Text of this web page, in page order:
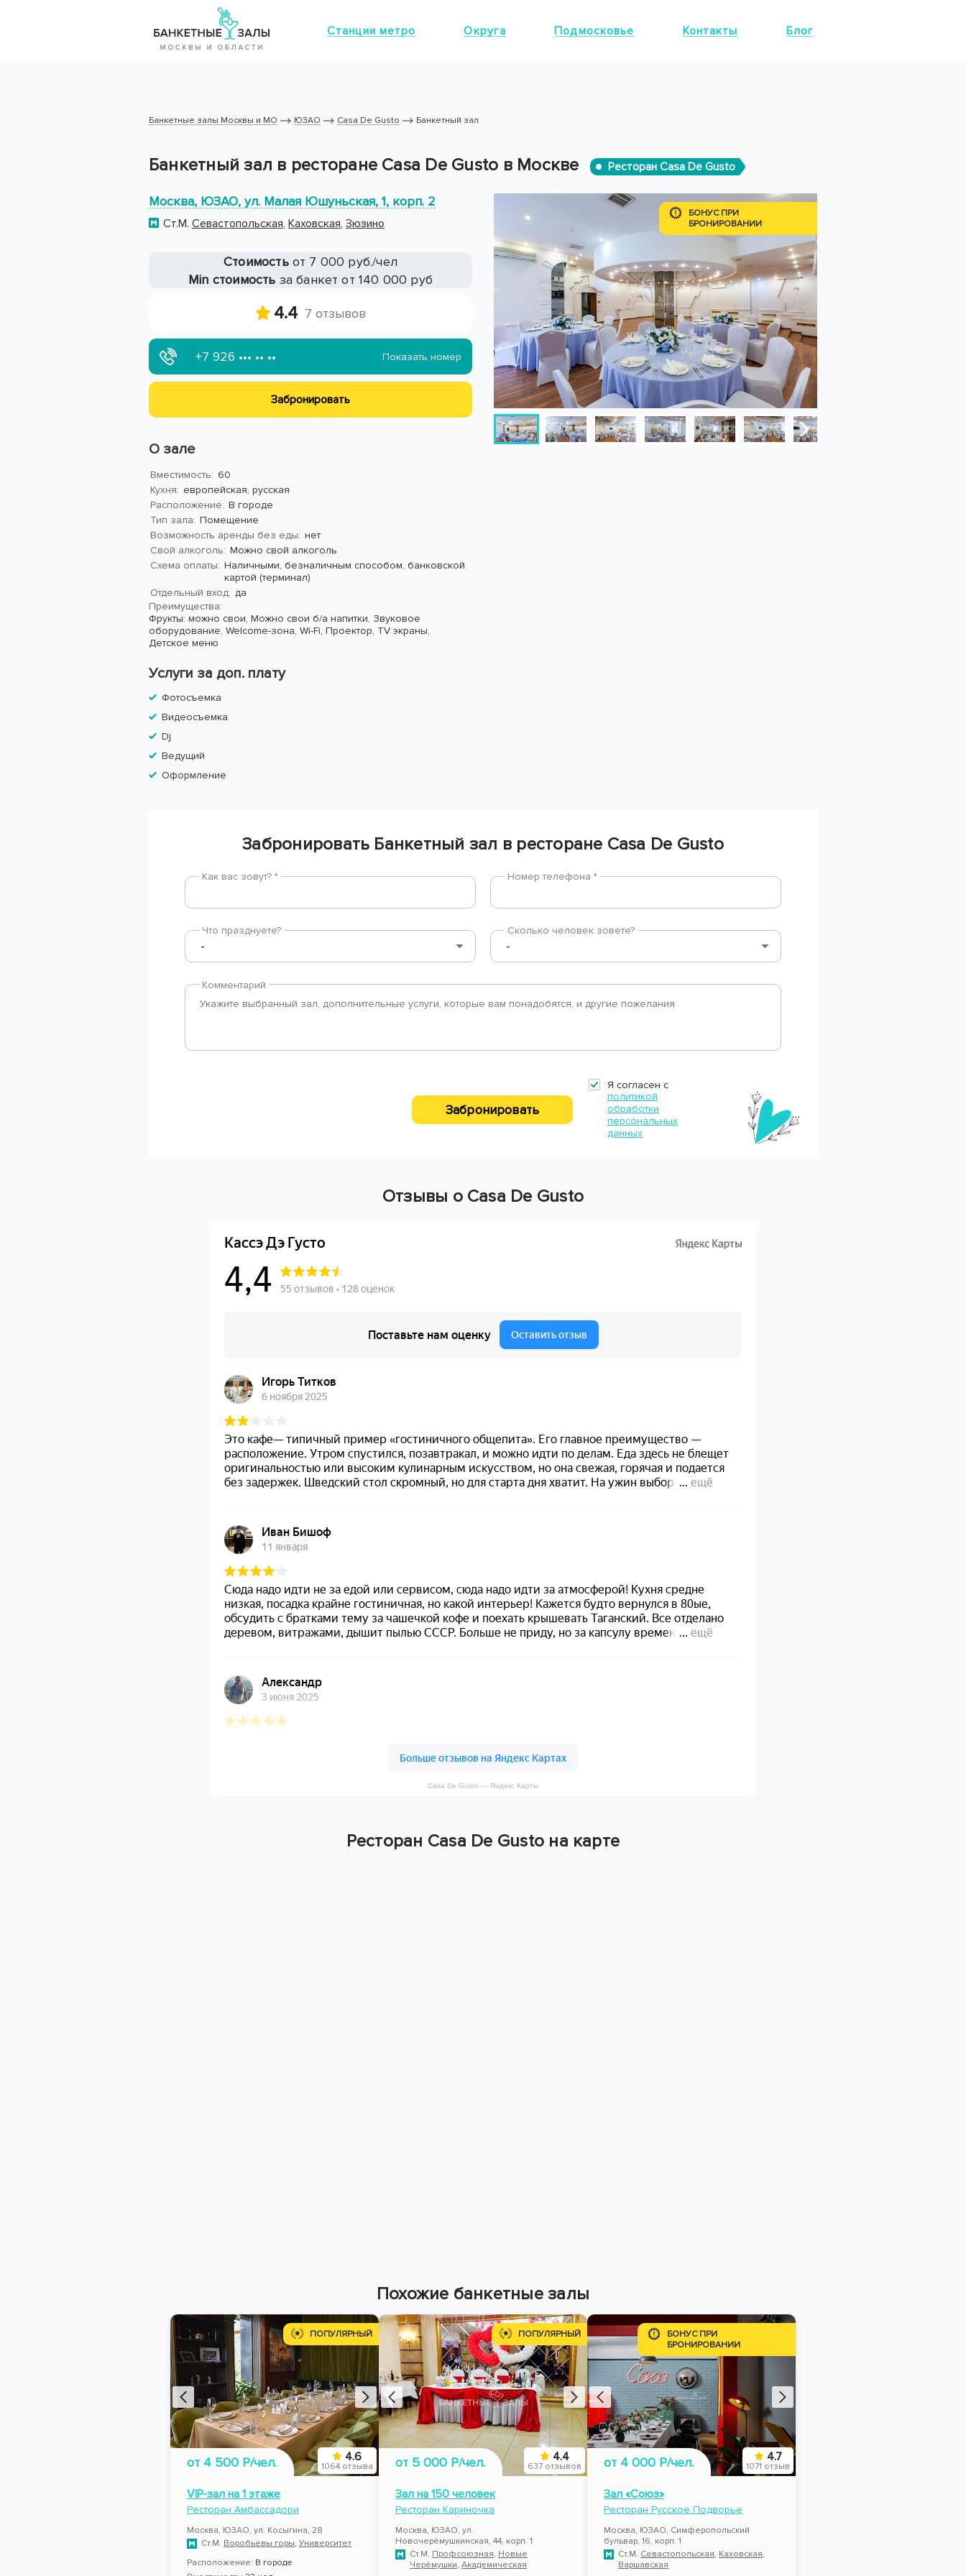
Станции метро Округа Подмосковье Контакты Блог
Банкетные залы Москвы и МО ЮЗАО Casa De Gusto Банкетный зал
Банкетный зал в ресторане Casa De Gusto в Москве Ресторан Casa De Gusto
Москва, ЮЗАО, ул. Малая Юшуньская, 1, корп. 2
Ст.М. Севастопольская, Каховская, Зюзино
Стоимостьот 7 000 руб./чел
Min стоимость за банкет от 140 000 руб
4.4 7 отзывов
+7 926 ••• •• •• Показать номер
Забронировать
БОНУС ПРИ
БРОНИРОВАНИИ
О зале
Вместимость: 60
Кухня: европейская, русская
Расположение: В городе
Тип зала: Помещение
Возможность аренды без еды: нет
Свой алкоголь: Можно свой алкоголь
Схема оплаты: Наличными, безналичным способом, банковской
картой (терминал)
Отдельный вход: да
Преимущества:
Фрукты: можно свои, Можно свои б/а напитки, Звуковое
оборудование, Welcome-зона, Wi-Fi, Проектор, TV экраны,
Детское меню
Услуги за доп. плату
Фотосъемка
Видеосъемка
Dj
Ведущий
Оформление
Забронировать Банкетный зал в ресторане Casa De Gusto
Как вас зовут? * Номер телефона *
Что празднуете? Сколько человек зовете?
Комментарий
Забронировать
Я согласен с
политикой
обработки
персональных
данных
Отзывы о Casa De Gusto
Casa De Gusto — Яндекс Карты
Ресторан Casa De Gusto на карте
Похожие банкетные залы
ПОПУЛЯРНЫЙ
4.6
1064 отзыва
от 4 500 Р/чел.
VIP-зал на 1 этаже
Ресторан Амбассадори
Москва, ЮЗАО, ул. Косыгина, 28
Ст.М. Воробьёвы горы, Университет
Расположение: В городе
ПОПУЛЯРНЫЙ
4.4
637 отзывов
от 5 000 Р/чел.
Зал на 150 человек
Ресторан Кариночка
Москва, ЮЗАО, ул.
Новочерёмушкинская, 44, корп. 1
Ст.М. Профсоюзная, Новые
Черёмушки, Академическая
БОНУС ПРИ
БРОНИРОВАНИИ
4.7
1071 отзыв
от 4 000 Р/чел.
Зал «Союз»
Ресторан Русское Подворье
Москва, ЮЗАО, Симферопольский
бульвар, 16, корп. 1
Ст.М. Севастопольская, Каховская,
Варшавская